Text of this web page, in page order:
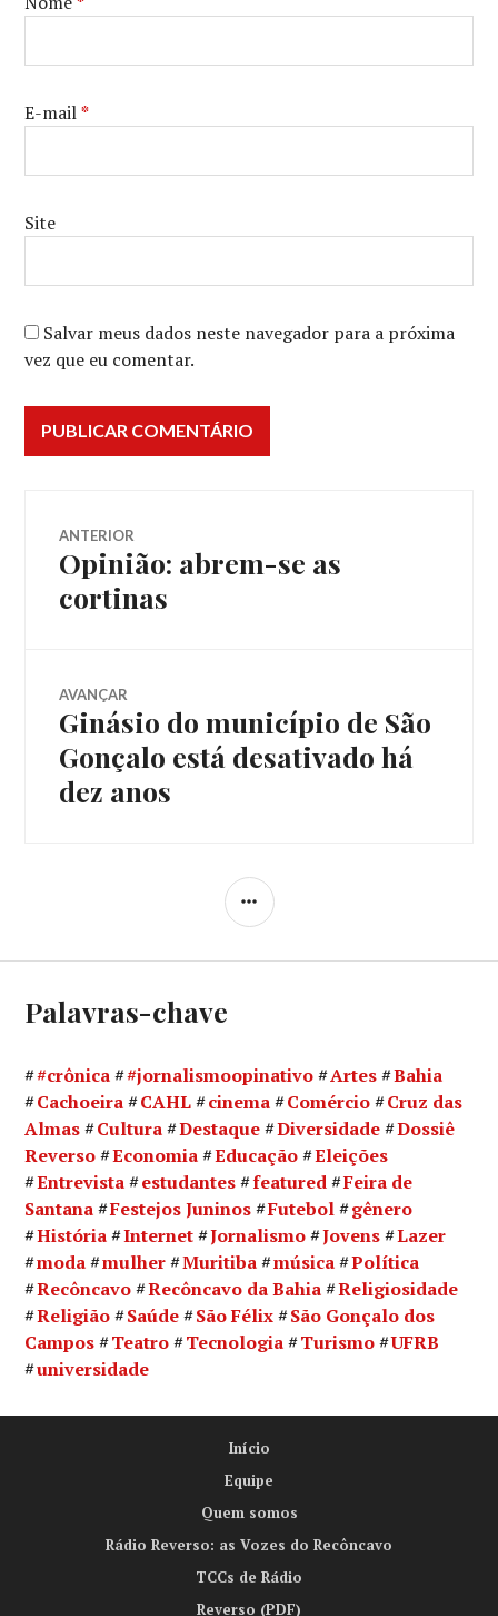
E-mail*
Site
Salvar meus dados neste navegador para a próxima
vez que eu comentar.
Navegação
de
ANTERIOR
Post
anterior:
Opinião: abrem-se as
cortinas
AVANÇAR
Próximo
Ginásio do município de São
Gonçalo está desativado há
dez anos
LATERAL
Palavras-chave
#crônica #jornalismoopinativo Artes
Bahia
Cachoeira
CAHL cinema Comércio
Cruz das
Almas
Cultura Destaque Diversidade
Dossiê
Reverso
Economia Educação
Eleições
Entrevista
estudantes featured
Feira de
Santana
Festejos Juninos Futebol
gênero
História
Internet Jornalismo Jovens
Lazer
moda
mulher Muritiba música
Política
Recôncavo
Recôncavo da Bahia
Religiosidade
Religião
Saúde São Félix
São Gonçalo dos
Campos
Teatro Tecnologia Turismo
UFRB
universidade
Início
Equipe
Quem somos
Rádio Reverso: as Vozes do Recôncavo
TCCs de Rádio
Reverso (PDF)